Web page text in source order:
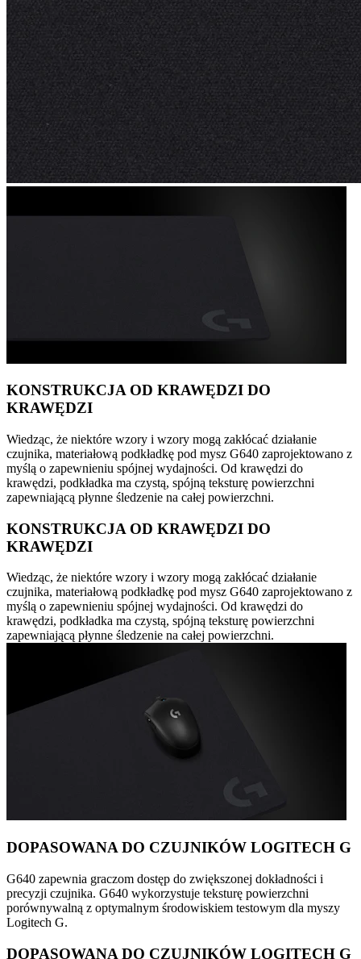
KONSTRUKCJA OD KRAWĘDZI DO
KRAWĘDZI
Wiedząc, że niektóre wzory i wzory mogą zakłócać działanie
czujnika, materiałową podkładkę pod mysz G640 zaprojektowano z
myślą o zapewnieniu spójnej wydajności. Od krawędzi do
krawędzi, podkładka ma czystą, spójną teksturę powierzchni
zapewniającą płynne śledzenie na całej powierzchni.
KONSTRUKCJA OD KRAWĘDZI DO
KRAWĘDZI
Wiedząc, że niektóre wzory i wzory mogą zakłócać działanie
czujnika, materiałową podkładkę pod mysz G640 zaprojektowano z
myślą o zapewnieniu spójnej wydajności. Od krawędzi do
krawędzi, podkładka ma czystą, spójną teksturę powierzchni
zapewniającą płynne śledzenie na całej powierzchni.
DOPASOWANA DO CZUJNIKÓW LOGITECH G
G640 zapewnia graczom dostęp do zwiększonej dokładności i
precyzji czujnika. G640 wykorzystuje teksturę powierzchni
porównywalną z optymalnym środowiskiem testowym dla myszy
Logitech G.
DOPASOWANA DO CZUJNIKÓW LOGITECH G